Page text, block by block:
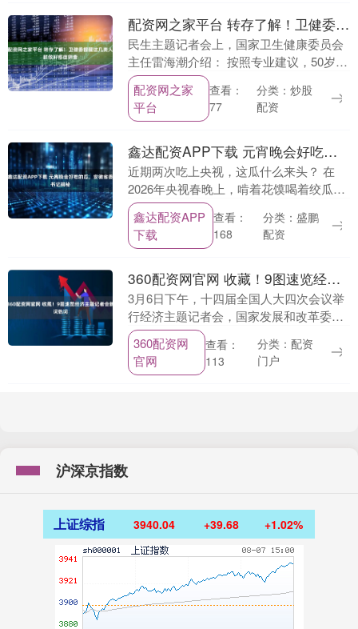
配资网之家平台 转存了解！卫健委提醒这几类人群做好癌症筛查
民生主题记者会上，国家卫生健康委员会
主任雷海潮介绍： 按照专业建议，50岁以
上、长期吸烟、患有慢性阻塞性肺病、有
肺癌家族史等人群，可每年进行一次低剂
量螺旋CT检....
配资网之家
平台
查看：
77
分类：炒股
配资
鑫达配资APP下载 元宵晚会好吃的瓜，安徽省委书记揭秘
近期两次吃上央视，这瓜什么来头？ 在
2026年央视春晚上，啃着花馍喝着绞瓜汤
的欢快歌词拉开了合肥分会场的帷幕；央
视元宵节晚会现场，安徽的圆桌上，主持
人现场品尝，....
鑫达配资APP
下载
查看：
168
分类：盛鹏
配资
360配资网官网 收藏！9图速览经济主题记者会新词热词
3月6日下午，十四届全国人大四次会议举
行经济主题记者会，国家发展和改革委员
会主任郑栅洁、财政部部长蓝佛安、商务
部部长王文涛、中国人民银行行长潘功
胜、中国证券监督....
360配资网
官网
查看：
113
分类：配资
门户
沪深京指数
上证综指 3940.04 +39.68 +1.02%